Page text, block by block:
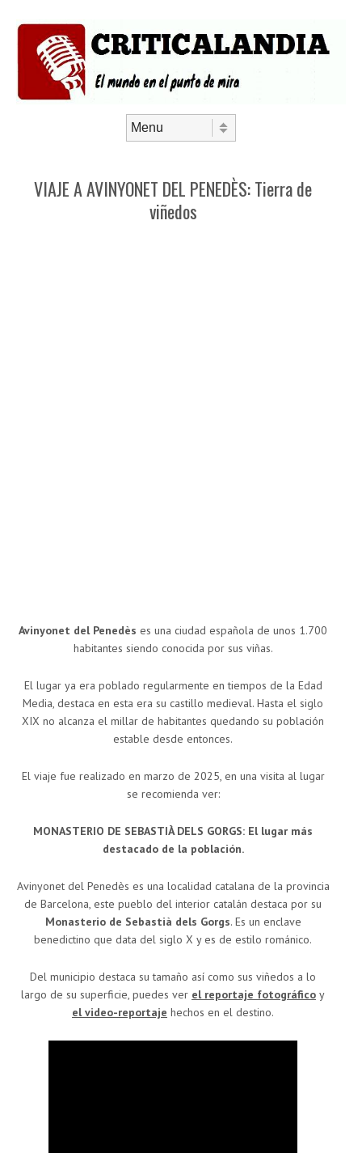
VIAJE A AVINYONET DEL PENEDÈS: Tierra de
viñedos
Avinyonet del Penedès es una ciudad española de unos 1.700
habitantes siendo conocida por sus viñas.
El lugar ya era poblado regularmente en tiempos de la Edad
Media, destaca en esta era su castillo medieval. Hasta el siglo
XIX no alcanza el millar de habitantes quedando su población
estable desde entonces.
El viaje fue realizado en marzo de 2025, en una visita al lugar
se recomienda ver:
MONASTERIO DE SEBASTIÀ DELS GORGS: El lugar más
destacado de la población.
Avinyonet del Penedès es una localidad catalana de la provincia
de Barcelona, este pueblo del interior catalán destaca por su
Monasterio de Sebastià dels Gorgs. Es un enclave
benedictino que data del siglo X y es de estilo románico.
Del municipio destaca su tamaño así como sus viñedos a lo
largo de su superficie, puedes ver el reportaje fotográfico y
el video-reportaje hechos en el destino.